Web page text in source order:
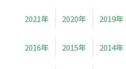
2021年 2020年 2019年
2016年 2015年 2014年